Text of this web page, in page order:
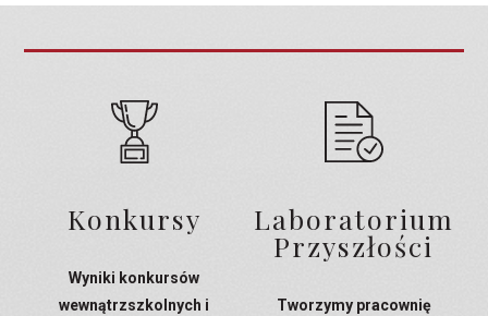
Konkursy
Wyniki konkursów
wewnątrzszkolnych i
Laboratorium
Przyszłości
Tworzymy pracownię